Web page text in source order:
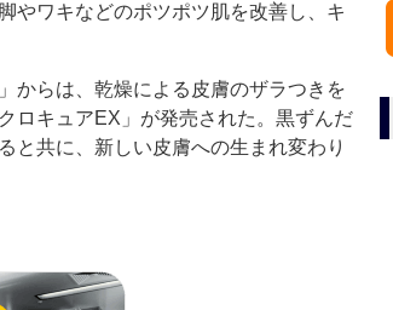
やワキなどのポツポツ肌を改善し、キ
からは、乾燥による皮膚のザラつきを
ロキュアEX」が発売された。黒ずんだ
と共に、新しい皮膚への生まれ変わり